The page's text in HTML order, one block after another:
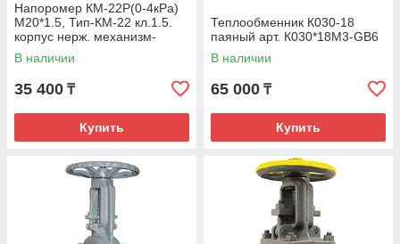
Напоромер КМ-22Р(0-4кРа)
М20*1.5, Тип-КМ-22 кл.1.5.
корпус нерж. механизм-
мд.сплав, чувствит.элемент
В наличии
35 400 ₸
Купить
Теплообменник К030-18
паяный арт. К030*18М3-GB6
В наличии
65 000 ₸
Купить